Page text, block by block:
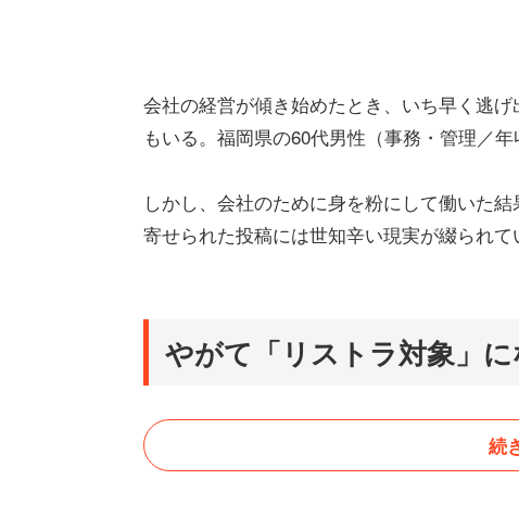
会社の経営が傾き始めたとき、いち早く逃
もいる。福岡県の60代男性（事務・管理／
しかし、会社のために身を粉にして働いた
寄せられた投稿には世知辛い現実が綴られて
やがて「リストラ対象」に
続